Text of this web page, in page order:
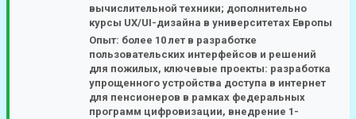
вычислительной техники; дополнительно
курсы UX/UI-дизайна в университетах Европы
Опыт: более 10 лет в разработке
пользовательских интерфейсов и решений
для пожилых, ключевые проекты: разработка
упрощенного устройства доступа в интернет
для пенсионеров в рамках федеральных
программ цифровизации, внедрение 1-